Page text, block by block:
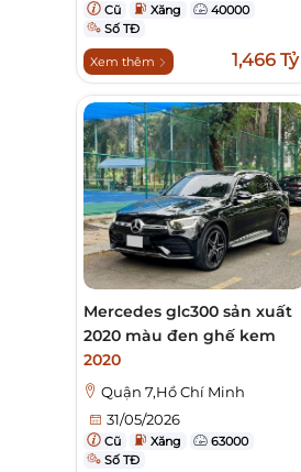
Cũ Xăng
40000
Số TĐ
Xem thêm 1,466 Tỷ
Mercedes glc300 sản xuất
2020 màu đen ghế kem
2020
Quận 7,Hồ Chí Minh
31/05/2026
Cũ Xăng
63000
Số TĐ